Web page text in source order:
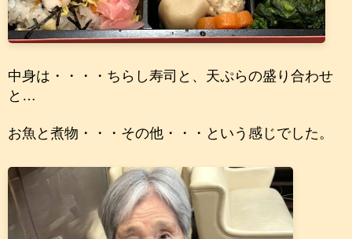
中身は・・・・ちらし寿司と、天ぷらの盛り合わせ
と…
お魚と煮物・・・その他・・・という感じでした。